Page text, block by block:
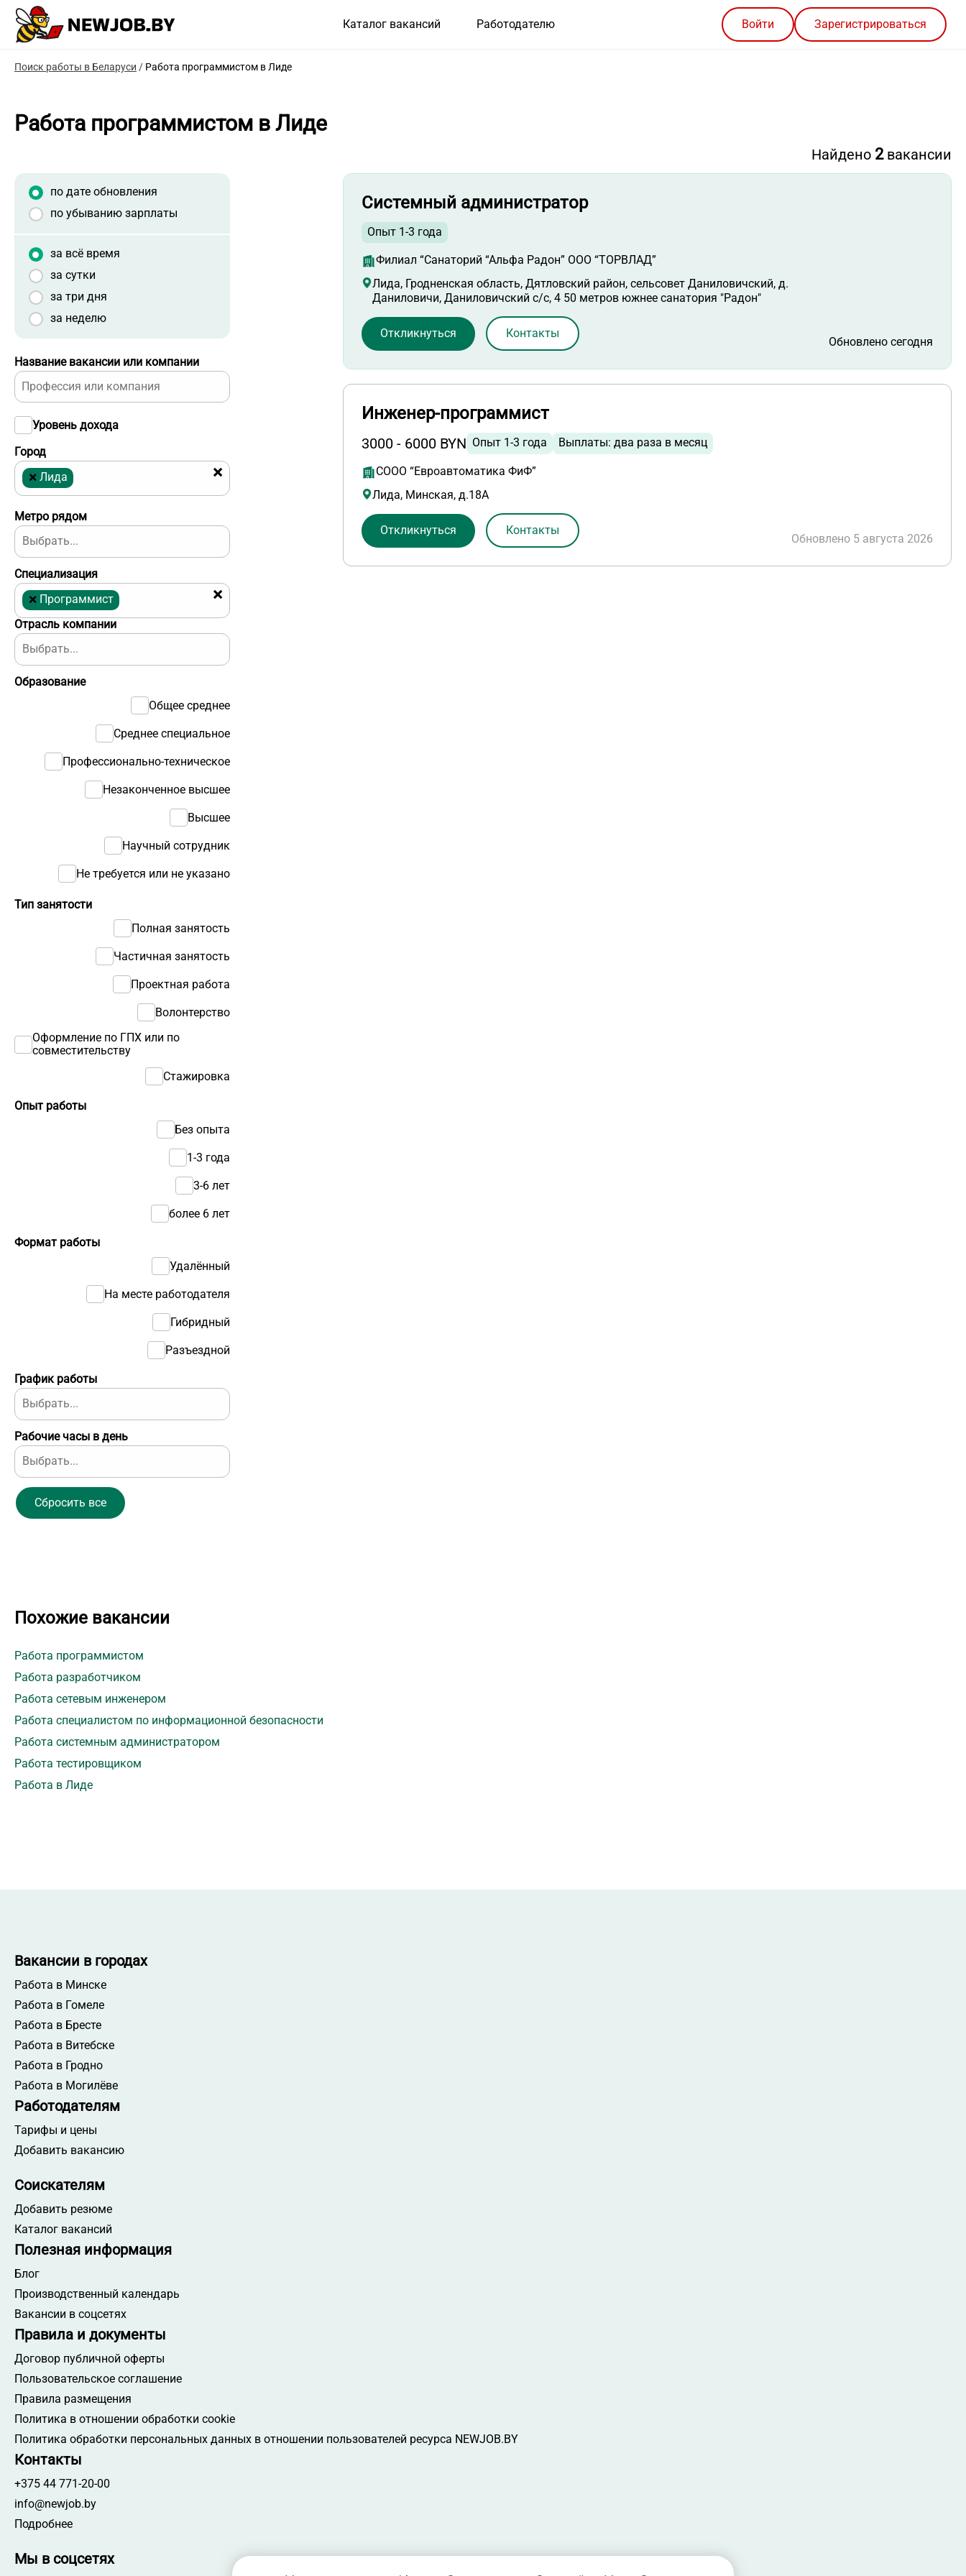
Каталог вакансий Работодателю Войти Зарегистрироваться
Поиск работы в Беларуси / Работа программистом в Лиде
Работа программистом в Лиде
Отрасль компании
Название вакансии или компании
Тип занятости
Полная занятость
Частичная занятость
Проектная работа
Волонтерство
Оформление по ГПХ или по
совместительству
Стажировка
Город
×
× Лида
Уровень дохода
Образование
Общее среднее
Среднее специальное
Профессионально-техническое
Незаконченное высшее
Высшее
Научный сотрудник
Не требуется или не указано
Опыт работы
Без опыта
1-3 года
3-6 лет
более 6 лет
График работы
Рабочие часы в день
Формат работы
Удалённый
На месте работодателя
Гибридный
Разъездной
Сбросить все
Метро рядом
по дате обновления
по убыванию зарплаты
за всё время
за сутки
за три дня
за неделю
Специализация
×
× Программист
Найдено 2вакансии
Системный администратор
Опыт 1-3 года
Филиал “Санаторий “Альфа Радон” ООО “ТОРВЛАД”
Лида, Гродненская область, Дятловский район, сельсовет Даниловичский, д.
Даниловичи, Даниловичский с/с, 4 50 метров южнее санатория "Радон"
Обновлено сегодня
Откликнуться Контакты
Инженер-программист
3000 - 6000 BYN Опыт 1-3 года Выплаты: два раза в месяц
СООО “Евроавтоматика ФиФ”
Лида, Минская, д.18А
Обновлено 5 августа 2026
Откликнуться Контакты
Похожие вакансии
Работа программистом
Работа разработчиком
Работа сетевым инженером
Работа специалистом по информационной безопасности
Работа системным администратором
Работа тестировщиком
Работа в Лиде
Вакансии в городах
Работа в Минске
Работа в Гомеле
Работа в Бресте
Работа в Витебске
Работа в Гродно
Работа в Могилёве
Работодателям
Тарифы и цены
Добавить вакансию
Соискателям
Добавить резюме
Каталог вакансий
Полезная информация
Блог
Производственный календарь
Вакансии в соцсетях
Правила и документы
Договор публичной оферты
Пользовательское соглашение
Правила размещения
Политика в отношении обработки cookie
Политика обработки персональных данных в отношении пользователей ресурса NEWJOB.BY
Контакты
+375 44 771-20-00
info@newjob.by
Подробнее
Мы в соцсетях